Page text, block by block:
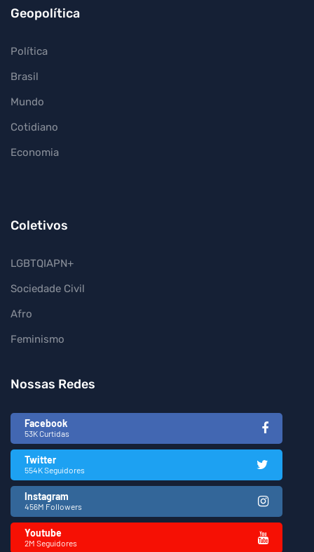
Geopolítica
Política
Brasil
Mundo
Cotidiano
Economia
Coletivos
LGBTQIAPN+
Sociedade Civil
Afro
Feminismo
Nossas Redes
Facebook
53K Curtidas
Twitter
554K Seguidores
Instagram
456M Followers
Youtube
2M Seguidores